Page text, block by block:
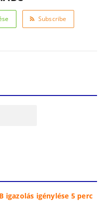
Subscribe
igazolás igénylése 5 perc